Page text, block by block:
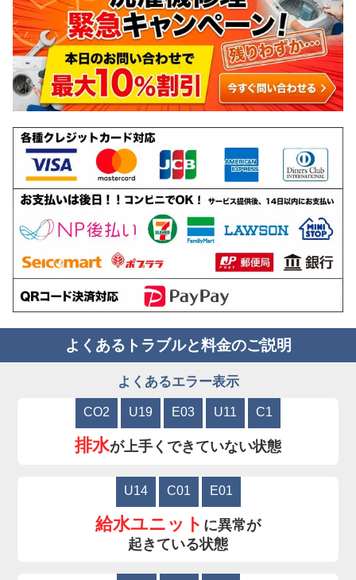
よくあるトラブルと料金のご説明
よくあるエラー表示
CO2 U19 E03 U11 C1
排水が上手くできていない状態
U14 C01 E01
給水ユニット に異常が
起きている状態